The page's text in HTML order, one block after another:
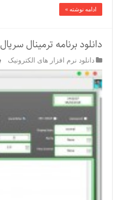
ادامه نوشته »
دانلود برنامه ترمینال سریال
دانلود نرم افزار های الکترونیک